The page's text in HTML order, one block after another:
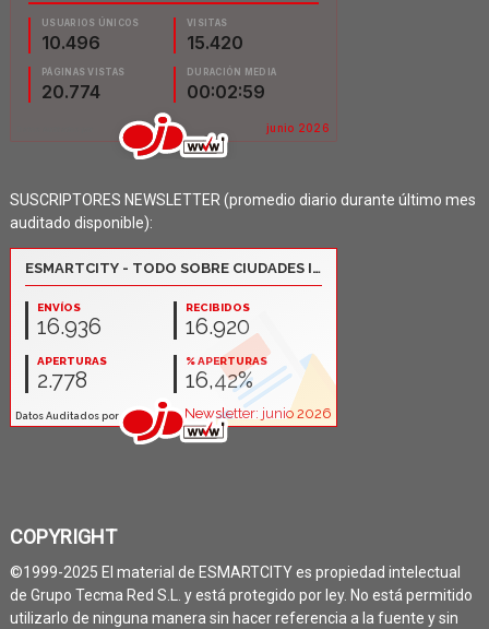
SUSCRIPTORES NEWSLETTER (promedio diario durante último mes
auditado disponible):
COPYRIGHT
©1999-2025 El material de ESMARTCITY es propiedad intelectual
de Grupo Tecma Red S.L. y está protegido por ley. No está permitido
utilizarlo de ninguna manera sin hacer referencia a la fuente y sin